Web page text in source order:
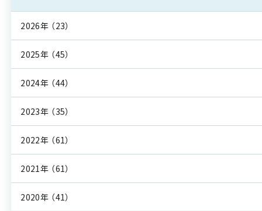
2026年 （23）
2025年 （45）
2024年 （44）
2023年 （35）
2022年 （61）
2021年 （61）
2020年 （41）